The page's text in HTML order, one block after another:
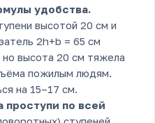
удобства.
высотой 20 см и
2h+b = 65 см
высота 20 см тяжела
пожилым людям.
на 15–17 см.
по всей